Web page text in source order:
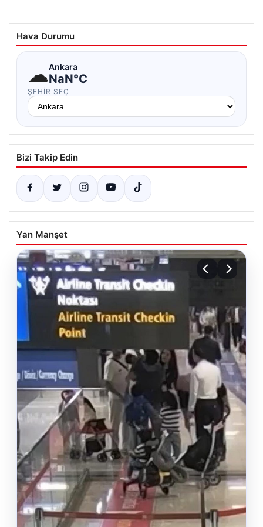
Hava Durumu
☁Ankara
NaN°C
ŞEHIR SEÇ
Bizi Takip Edin
Yan Manşet